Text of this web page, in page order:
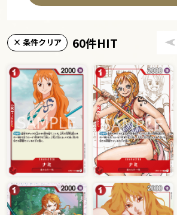
× 条件クリア 60件HIT